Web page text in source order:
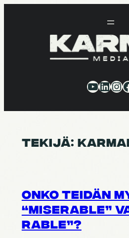
YouTube
TEKIJÄ:
ONKO TEIDÄN
“MISE­RABLE”
RABLE”?